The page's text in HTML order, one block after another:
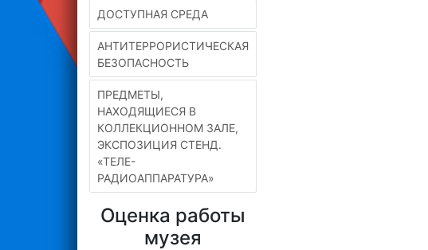
ДОСТУПНАЯ СРЕДА
АНТИТЕРРОРИСТИЧЕСКАЯ
БЕЗОПАСНОСТЬ
ПРЕДМЕТЫ,
НАХОДЯЩИЕСЯ В
КОЛЛЕКЦИОННОМ ЗАЛЕ,
ЭКСПОЗИЦИЯ СТЕНД.
«ТЕЛЕ-
РАДИОАППАРАТУРА»
Оценка работы
музея